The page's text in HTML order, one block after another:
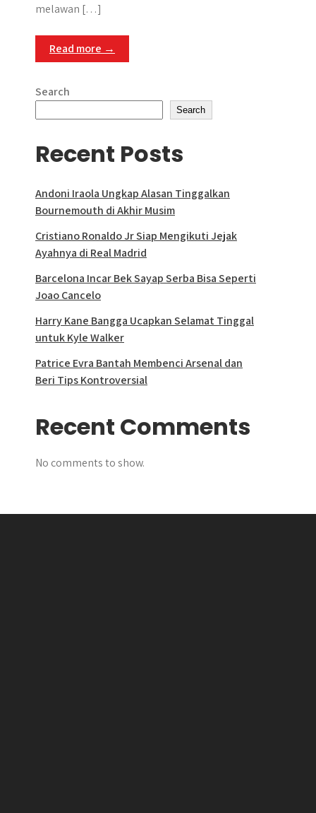
melawan […]
Read more →
Search
Search
Recent Posts
Andoni Iraola Ungkap Alasan Tinggalkan
Bournemouth di Akhir Musim
Cristiano Ronaldo Jr Siap Mengikuti Jejak
Ayahnya di Real Madrid
Barcelona Incar Bek Sayap Serba Bisa Seperti
Joao Cancelo
Harry Kane Bangga Ucapkan Selamat Tinggal
untuk Kyle Walker
Patrice Evra Bantah Membenci Arsenal dan
Beri Tips Kontroversial
Recent Comments
No comments to show.